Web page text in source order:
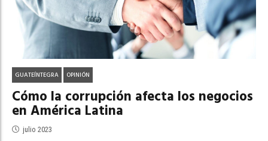
GUATEÍNTEGRA OPINIÓN
Cómo la corrupción afecta los negocios
en América Latina
julio 2023